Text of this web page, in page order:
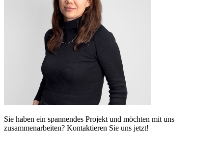
Sie haben ein spannendes Projekt und möchten mit uns
zusammenarbeiten? Kontaktieren Sie uns jetzt!